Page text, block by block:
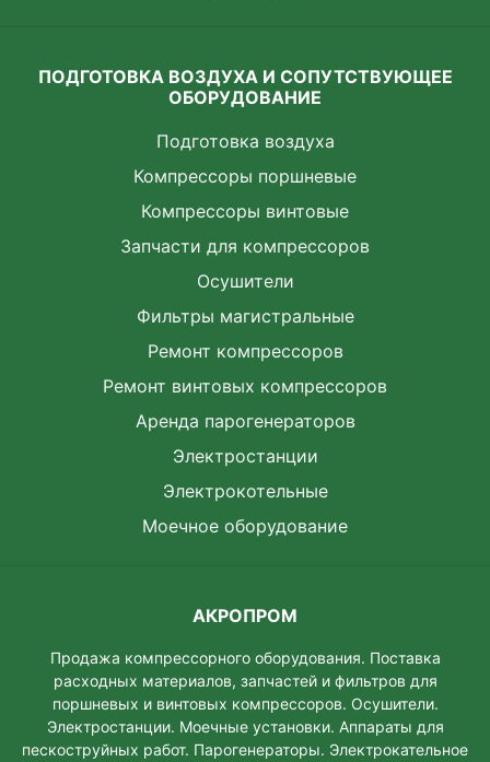
ПОДГОТОВКА ВОЗДУХА И СОПУТСТВУЮЩЕЕ
ОБОРУДОВАНИЕ
Подготовка воздуха
Компрессоры поршневые
Компрессоры винтовые
Запчасти для компрессоров
Осушители
Фильтры магистральные
Ремонт компрессоров
Ремонт винтовых компрессоров
Аренда парогенераторов
Электростанции
Электрокотельные
Моечное оборудование
АКРОПРОМ
Продажа компрессорного оборудования. Поставка
расходных материалов, запчастей и фильтров для
поршневых и винтовых компрессоров. Осушители.
Электростанции. Моeчные установки. Аппараты для
пескоструйных работ. Парогенераторы. Электрокательное